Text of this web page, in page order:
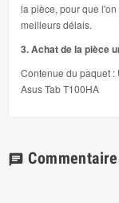
la pièce, pour que
meilleurs délais.
3. Achat de la pièce
Contenue du paquet :
Asus Tab T100HA
chat